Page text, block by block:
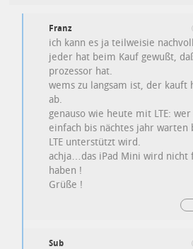
Franz
ich kann es ja teilweisie
jeder hat beim Kauf gewußt,
prozessor hat.
wems zu langsam ist, der
ab.
genauso wie heute mit LTE:
einfach bis nächtes jahr warten
LTE unterstützt wird.
achja…das iPad Mini wird
haben !
Grüße !
Sub